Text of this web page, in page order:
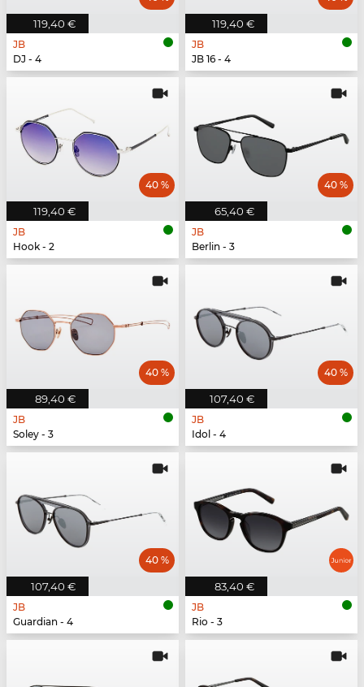
119,40 €
JB
DJ - 4
119,40 €
JB
JB 16 - 4
119,40 €
40 %
JB
Hook - 2
65,40 €
40 %
JB
Berlin - 3
89,40 €
40 %
JB
Soley - 3
107,40 €
40 %
JB
Idol - 4
107,40 €
40 %
JB
Guardian - 4
83,40 €
JB
Rio - 3